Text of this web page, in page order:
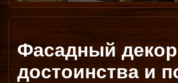
Фасадный
достоинства и